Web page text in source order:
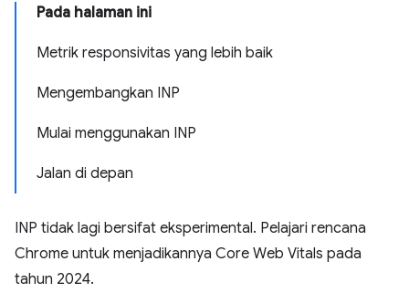
Pada halaman ini
Metrik responsivitas yang lebih baik
Mengembangkan INP
Mulai menggunakan INP
Jalan di depan
INP tidak lagi bersifat eksperimental. Pelajari rencana
Chrome untuk menjadikannya Core Web Vitals pada
tahun 2024.